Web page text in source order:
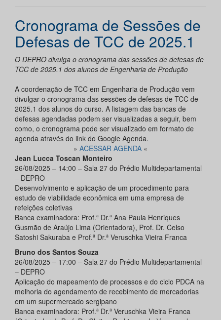
Cronograma de Sessões de
Defesas de TCC de 2025.1
O DEPRO divulga o cronograma das sessões de defesas de
TCC de 2025.1 dos alunos de Engenharia de Produção
A coordenação de TCC em Engenharia de Produção vem
divulgar o cronograma das sessões de defesas de TCC de
2025.1 dos alunos do curso. A listagem das bancas de
defesas agendadas podem ser visualizadas a seguir, bem
como, o cronograma pode ser visualizado em formato de
agenda através do link do Google Agenda.
» ACESSAR AGENDA «
Jean Lucca Toscan Monteiro
26/08/2025 – 14:00 – Sala 27 do Prédio Multidepartamental
– DEPRO
Desenvolvimento e aplicação de um procedimento para
estudo de viabilidade econômica em uma empresa de
refeições coletivas
Banca examinadora: Prof.ª Dr.ª Ana Paula Henriques
Gusmão de Araújo Lima (Orientadora), Prof. Dr. Celso
Satoshi Sakuraba e Prof.ª Dr.ª Veruschka Vieira Franca
Bruno dos Santos Souza
26/08/2025 – 17:00 – Sala 27 do Prédio Multidepartamental
– DEPRO
Aplicação do mapeamento de processos e do ciclo PDCA na
melhoria do agendamento de recebimento de mercadorias
em um supermercado sergipano
Banca examinadora: Prof.ª Dr.ª Veruschka Vieira Franca